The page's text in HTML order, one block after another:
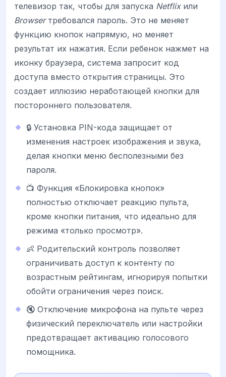
телевизор так, чтобы для запуска Netflixили
Browserтребовался пароль. Это не меняет
функцию кнопок напрямую, но меняет
результат их нажатия. Если ребенок нажмет на
иконку браузера, система запросит код
доступа вместо открытия страницы. Это
создает иллюзию неработающей кнопки для
постороннего пользователя.
🔒 Установка PIN-кода защищает от
изменения настроек изображения и звука,
делая кнопки меню бесполезными без
пароля.
📺 Функция «Блокировка кнопок»
полностью отключает реакцию пульта,
кроме кнопки питания, что идеально для
режима «только просмотр».
👶 Родительский контроль позволяет
ограничивать доступ к контенту по
возрастным рейтингам, игнорируя попытки
обойти ограничения через поиск.
🔇 Отключение микрофона на пульте через
физический переключатель или настройки
предотвращает активацию голосового
помощника.